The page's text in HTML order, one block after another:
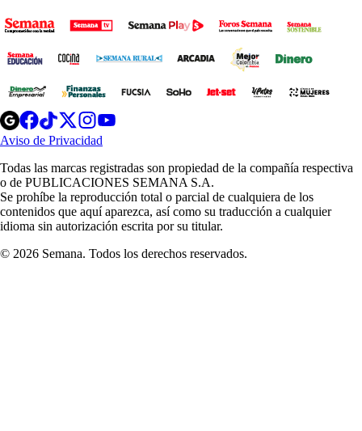
Opens
in
new
Opens
in
new
Opens
in
new
window
Opens
new
windowwindow
Aviso de Privacidad
new
window
Todas las marcas registradas son propiedad de la compañía respectiva
o de PUBLICACIONES SEMANA S.A.
Se prohíbe la reproducción total o parcial de cualquiera de los
contenidos que aquí aparezca, así como su traducción a cualquier
idioma sin autorización escrita por su titular.
© 2026 Semana. Todos los derechos reservados.